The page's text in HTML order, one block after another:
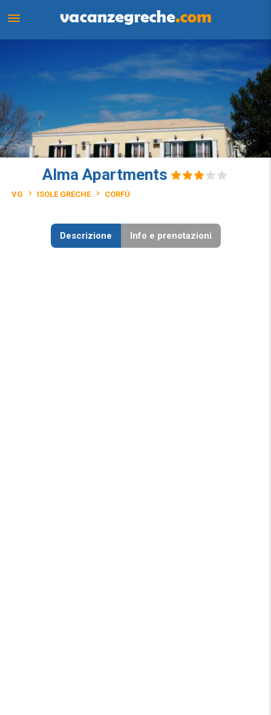
Alma Apartments
VG ISOLE GRECHE CORFÙ
Descrizione Info e prenotazioni